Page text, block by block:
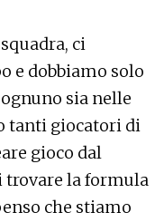
ci
e dobbiamo solo
sia nelle
tanti giocatori di
gioco dal
trovare la formula
che stiamo